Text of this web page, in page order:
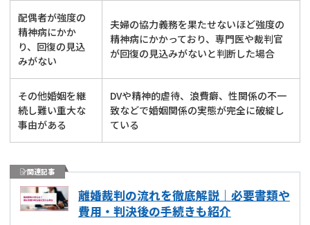
配偶者が強度の
精神病にかか
り、回復の見込
みがない
夫婦の協力義務を果たせないほど強度の
精神病にかかっており、専門医や裁判官
が回復の見込みがないと判断した場合
その他婚姻を継
続し難い重大な
事由がある
DVや精神的虐待、浪費癖、性関係の不一
致などで婚姻関係の実態が完全に破綻し
ている
関連記事
離婚裁判の流れを徹底解説｜必要書類や
費用・判決後の手続きも紹介